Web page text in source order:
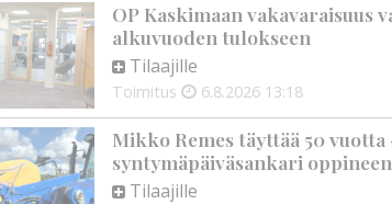
OP Kaskimaan vakavaraisuus
alkuvuoden tulokseen
Tilaajille
Toimitus 6.8.2026 13:18
Mikko Remes täyttää 50
syntymäpäiväsankari
Tilaajille